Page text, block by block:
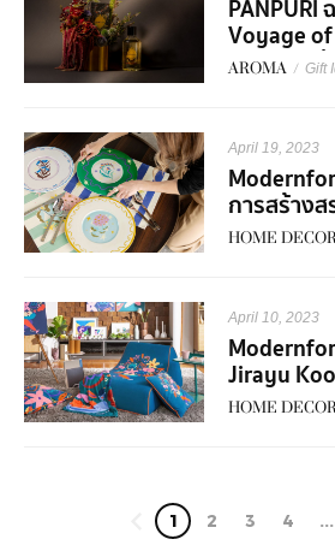
Voyage
เดินทางแ
AROMA / Gift
April 19, 2023
การสร้าง
พิเศษ
HOME
April 10, 2023
Jirayu
คอลเลกชัน
HOME
1 2 3 4 ...